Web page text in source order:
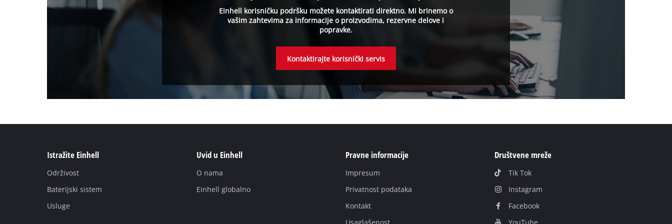
Einhell korisničku podršku možete kontaktirati direktno. Mi brinemo o
vašim zahtevima za informacije o proizvodima, rezervne delove i
popravke.
Kontaktirajte korisnički servis
Istražite Einhell
Održivost
Baterijski sistem
Usluge
Uvid u Einhell
O nаmа
Einhell globаlno
Pravne informacije
Impresum
Privatnost podataka
Kontakt
Društvene mreže
Tik Tok
Instagram
Facebook